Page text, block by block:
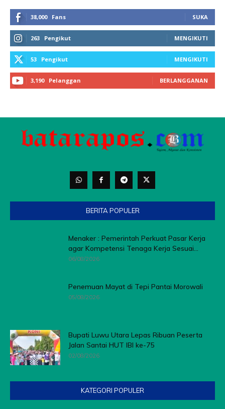
38,000 Fans SUKA
263 Pengikut MENGIKUTI
53 Pengikut MENGIKUTI
3,190 Pelanggan BERLANGGANAN
BERITA POPULER
Menaker : Pemerintah Perkuat Pasar Kerja
agar Kompetensi Tenaga Kerja Sesuai...
06/08/2026
Penemuan Mayat di Tepi Pantai Morowali
05/08/2026
Bupati Luwu Utara Lepas Ribuan Peserta
Jalan Santai HUT IBI ke-75
02/08/2026
KATEGORI POPULER